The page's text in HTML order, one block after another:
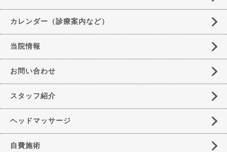
カレンダー（診療案内など）
当院情報
お問い合わせ
スタッフ紹介
ヘッドマッサージ
自費施術